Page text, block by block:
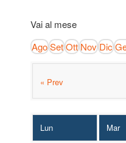
Vai al mese
AgoSetOttNovDic
« Prev
Lun Mar